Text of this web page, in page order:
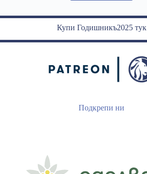
Купи Годишникъ2025 тук
Подкрепи ни